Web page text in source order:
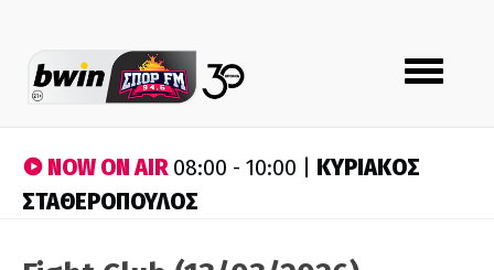
Toggle
navigation
NOW ON AIR08:00 - 10:00 | ΚΥΡΙΑΚΟΣ
ΣΤΑΘΕΡΟΠΟΥΛΟΣ